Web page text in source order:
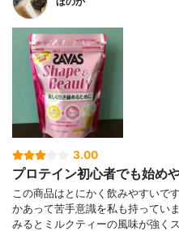
3.00
プロテイン初心者でも始め
この商品はとにかく飲みやすいで
かあって苦手意識を私も持ってい
みるとミルクティーの風味が強く